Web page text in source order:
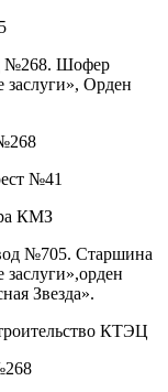
№268. Шофер
заслуги», Орден
№41
КМЗ
№705. Старшина
заслуги»,орден
Звезда».
КТЭЦ